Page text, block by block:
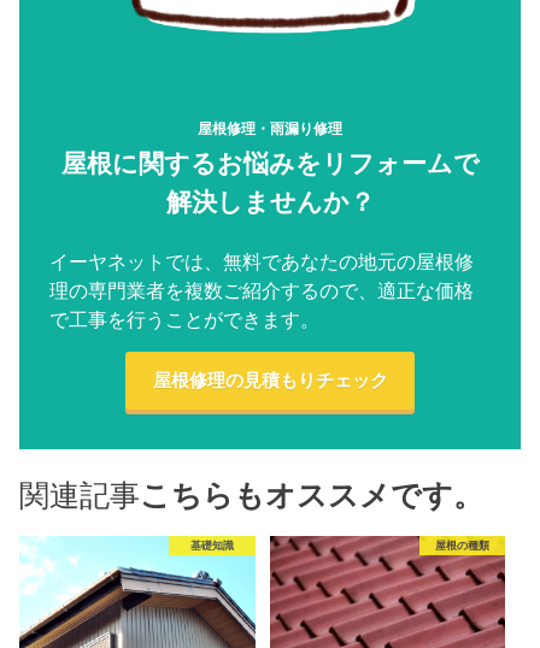
屋根修理・雨漏り修理
屋根に関するお悩みをリフォームで
解決しませんか？
イーヤネットでは、無料であなたの地元の屋根修
理の専門業者を複数ご紹介するので、適正な価格
で工事を行うことができます。
屋根修理の見積もりチェック
関連記事こちらもオススメです。
基礎知識 屋根の種類